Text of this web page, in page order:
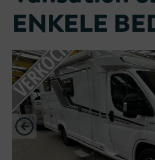
ENKELE